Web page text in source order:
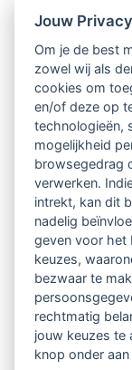
Intervisie
Netwerk
regio's
Vindbaar
Lid worden
Jouw
Om je de best
zowel wij als
cookies om
en/of deze op
technologieën,
mogelijkheid
browsegedrag
verwerken.
intrekt, kan dit
nadelig
geven voor het
keuzes,
bezwaar te
rechtmatig
jouw keuzes te
knop onder